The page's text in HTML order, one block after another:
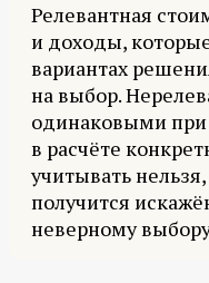
Релевантная
и доходы,
вариантах
на выбор.
одинаковыми при
в расчёте
учитывать
получится
неверному